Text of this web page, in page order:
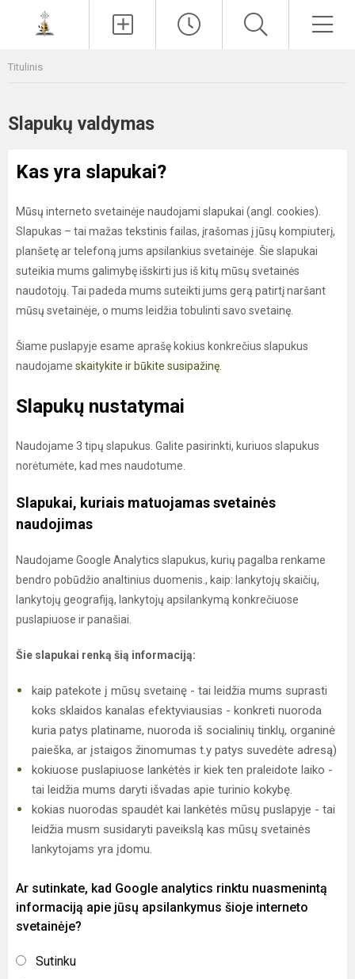
Titulinis
Slapukų valdymas
Kas yra slapukai?
Mūsų interneto svetainėje naudojami slapukai (angl. cookies).
Slapukas – tai mažas tekstinis failas, įrašomas į jūsų kompiuterį,
planšetę ar telefoną jums apsilankius svetainėje. Šie slapukai
suteikia mums galimybę išskirti jus iš kitų mūsų svetainės
naudotojų. Tai padeda mums suteikti jums gerą patirtį naršant
mūsų svetainėje, o mums leidžia tobulinti savo svetainę.
Šiame puslapyje esame aprašę kokius konkrečius slapukus
naudojame skaitykite ir būkite susipažinę
Slapukų nustatymai
Naudojame 3 tipų slapukus. Galite pasirinkti, kuriuos slapukus
norėtumėte, kad mes naudotume.
Slapukai, kuriais matuojamas svetainės
naudojimas
Naudojame Google Analytics slapukus, kurių pagalba renkame
bendro pobūdžio analtinius duomenis., kaip: lankytojų skaičių,
lankytojų geografiją, lankytojų apsilankymą konkrečiuose
puslapiuose ir panašiai.
Šie slapukai renką šią informaciją:
kaip patekote į mūsų svetainę - tai leidžia mums suprasti
koks sklaidos kanalas efektyviausias - konkreti nuoroda
kuria patys platiname, nuoroda iš socialinių tinklų, organinė
paieška, ar įstaigos žinomumas t.y patys suvedėte adresą)
kokiuose puslapiuose lankėtės ir kiek ten praleidote laiko -
tai leidžia mums daryti išvadas apie turinio kokybę.
kokias nuorodas spaudėt kai lankėtės mūsų puslapyje - tai
leidžia musm susidaryti paveikslą kas mūsų svetainės
lankytojams yra įdomu.
Ar sutinkate, kad Google analytics rinktu nuasmenintą
informaciją apie jūsų apsilankymus šioje interneto
svetainėje?
Sutinku